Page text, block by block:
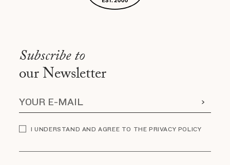
Subscribe to
our Newsletter
I UNDERSTAND AND AGREE TO THE PRIVACY POLICY